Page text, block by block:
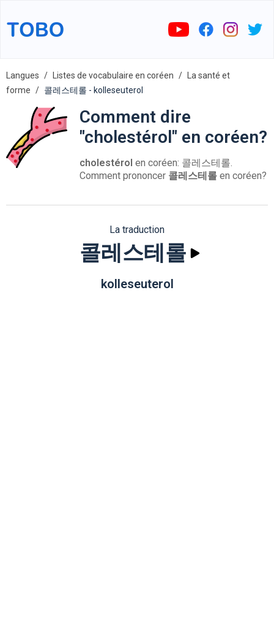
Langues Listes de vocabulaire en coréen
La santé et
forme
콜레스테롤 - kolleseuterol
Comment dire
"cholestérol" en coréen?
cholestérol en coréen: 콜레스테롤.
Comment prononcer 콜레스테롤 en coréen?
La traduction
콜레스테롤
kolleseuterol